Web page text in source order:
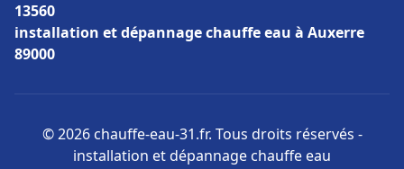
13560
installation et dépannage chauffe eau à Auxerre
89000
© 2026 chauffe-eau-31.fr. Tous droits réservés -
installation et dépannage chauffe eau